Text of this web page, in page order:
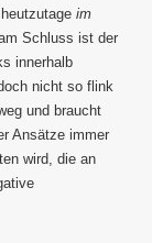
im
Schluss ist der
innerhalb
nicht so flink
und braucht
Ansätze immer
wird, die an